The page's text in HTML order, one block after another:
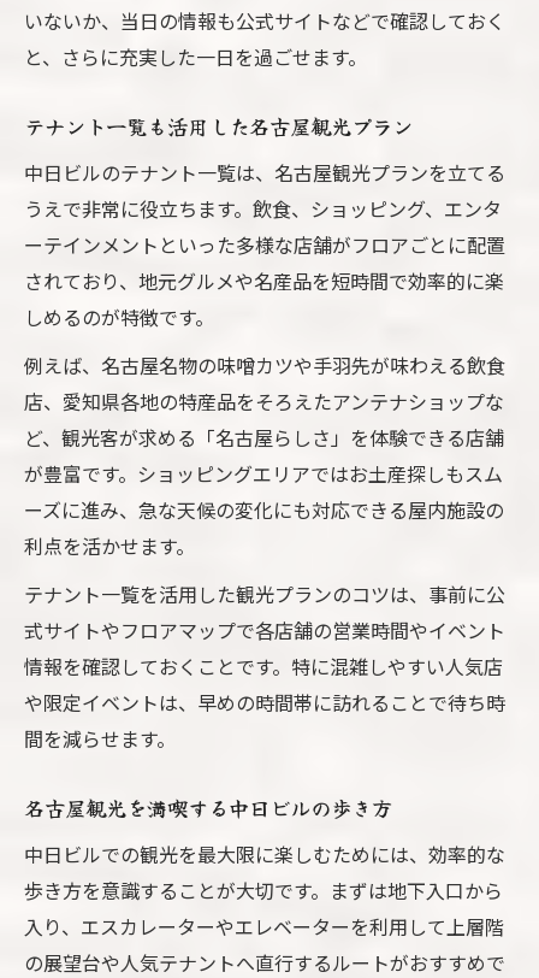
いないか、当日の情報も公式サイトなどで確認しておく
と、さらに充実した一日を過ごせます。
テナント一覧も活用した名古屋観光プラン
中日ビルのテナント一覧は、名古屋観光プランを立てる
うえで非常に役立ちます。飲食、ショッピング、エンタ
ーテインメントといった多様な店舗がフロアごとに配置
されており、地元グルメや名産品を短時間で効率的に楽
しめるのが特徴です。
例えば、名古屋名物の味噌カツや手羽先が味わえる飲食
店、愛知県各地の特産品をそろえたアンテナショップな
ど、観光客が求める「名古屋らしさ」を体験できる店舗
が豊富です。ショッピングエリアではお土産探しもスム
ーズに進み、急な天候の変化にも対応できる屋内施設の
利点を活かせます。
テナント一覧を活用した観光プランのコツは、事前に公
式サイトやフロアマップで各店舗の営業時間やイベント
情報を確認しておくことです。特に混雑しやすい人気店
や限定イベントは、早めの時間帯に訪れることで待ち時
間を減らせます。
名古屋観光を満喫する中日ビルの歩き方
中日ビルでの観光を最大限に楽しむためには、効率的な
歩き方を意識することが大切です。まずは地下入口から
入り、エスカレーターやエレベーターを利用して上層階
の展望台や人気テナントへ直行するルートがおすすめで